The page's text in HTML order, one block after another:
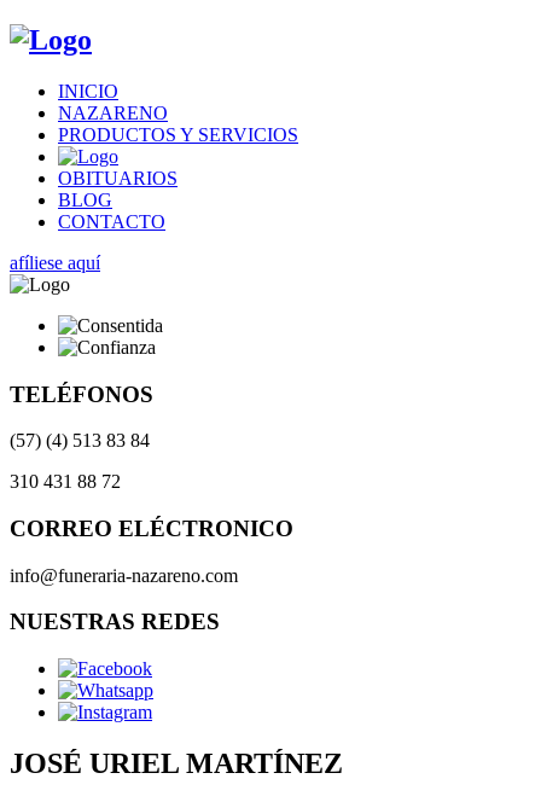
INICIO
NAZARENO
PRODUCTOS Y SERVICIOS
OBITUARIOS
BLOG
CONTACTO
afíliese aquí
TELÉFONOS
(57) (4) 513 83 84
310 431 88 72
CORREO ELÉCTRONICO
info@funeraria-nazareno.com
NUESTRAS REDES
JOSÉ URIEL MARTÍNEZ